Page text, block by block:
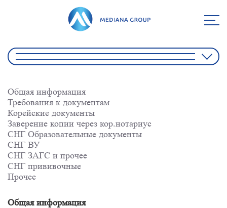
Общая информация
Требования к документам
Корейские документы
Заверение копии через кор.нотариус
СНГ Образовательные документы
СНГ ВУ
СНГ ЗАГС и прочее
СНГ прививочные
Прочее
Общая информация